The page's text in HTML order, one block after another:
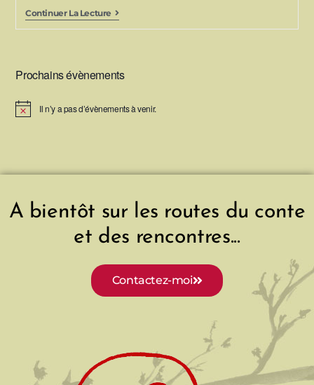
Continuer La Lecture
Prochains évènements
N
Il n’y a pas d’évènements à venir.
A bientôt sur les routes du conte
et des rencontres...
Contactez-moi